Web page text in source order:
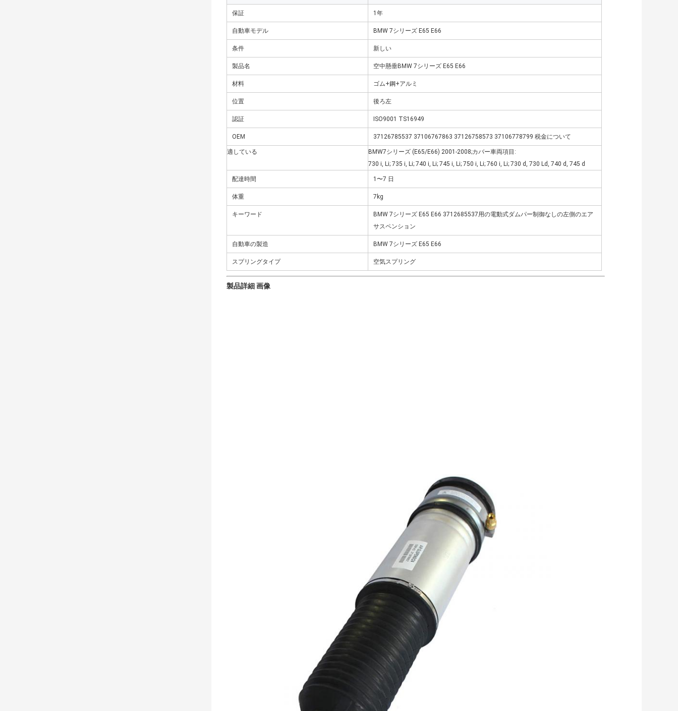
保証 1年
自動車モデル BMW 7シリーズ E65 E66
条件 新しい
製品名 空中懸垂BMW 7シリーズ E65 E66
材料 ゴム+鋼+アルミ
位置 後ろ左
認証 ISO9001 TS16949
OEM 37126785537 37106767863 37126758573 37106778799 税金について
適している
BMW7シリーズ (E65/E66) 2001-2008;カバー車両項目:
730 i, Li; 735 i, Li; 740 i, Li; 745 i, Li; 750 i, Li; 760 i, Li; 730 d, 730 Ld, 740 d, 745 d
配達時間 1〜7 日
体重 7kg
キーワード
BMW 7シリーズ E65 E66 3712685537用の電動式ダムパー制御なしの左側のエア
サスペンション
自動車の製造 BMW 7シリーズ E65 E66
スプリングタイプ 空気スプリング
製品詳細 画像